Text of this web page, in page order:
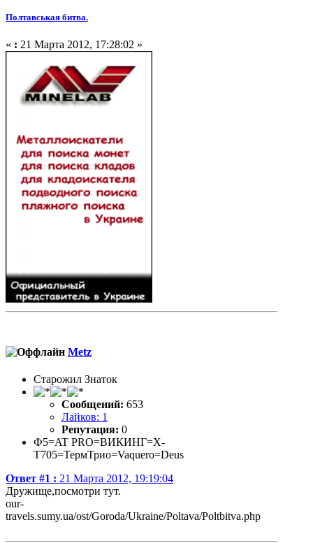
Полтавськая битва.
« : 21 Марта 2012, 17:28:02 »
Metz
Старожил Знаток
Сообщений: 653
Лайков: 1
Репутация: 0
Ф5=AT PRO=ВИКИНГ=X-
T705=ТермТрио=Vaquero=Deus
Ответ #1 : 21 Марта 2012, 19:19:04
Дружище,посмотри тут.
our-
travels.sumy.ua/ost/Goroda/Ukraine/Poltava/Poltbitva.php